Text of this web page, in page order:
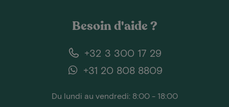
Besoin d'aide ?
+32 3 300 17 29
+31 20 808 8809
Du lundi au vendredi: 8:00 - 18:00